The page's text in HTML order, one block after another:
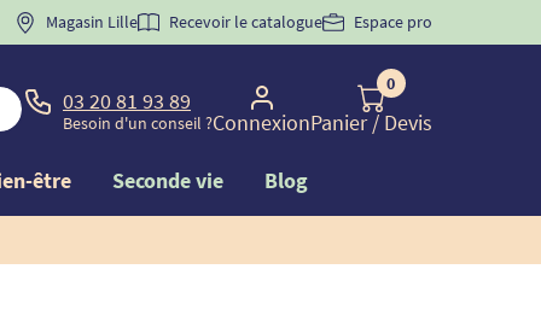
BIENVENUE" pourla 1ère commande d'incontinence
Magasin Lille Recevoir le catalogue Espace pro
03 20 81 93 89
Besoin d'un conseil ?Connexion
0
Panier/ Devis
être Seconde vie Blog